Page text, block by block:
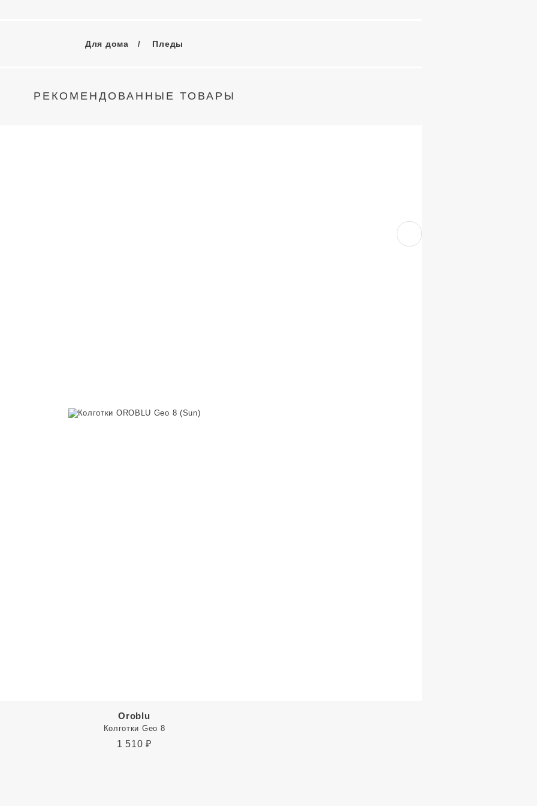
Для дома Пледы
РЕКОМЕНДОВАННЫЕ ТОВАРЫ
Oroblu
Колготки Geo 8
1 510 ₽